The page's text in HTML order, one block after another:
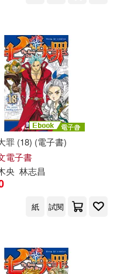
罪 (18) (電子書)
電子書
央 林志昌
紙 試閱